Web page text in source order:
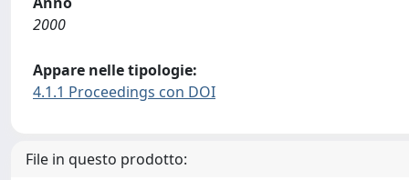
2000
Appare nelle tipologie:
4.1.1 Proceedings con DOI
File in questo prodotto: